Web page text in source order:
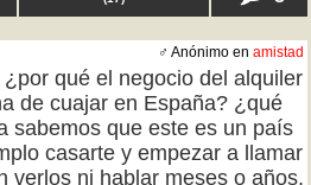
♂ Anónimo en amistad
qué el negocio del alquiler
de cuajar en España? ¿qué
sabemos que este es un país
casarte y empezar a llamar
verlos ni hablar meses o años,